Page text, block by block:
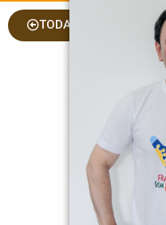
TODAS AS COLUNAS